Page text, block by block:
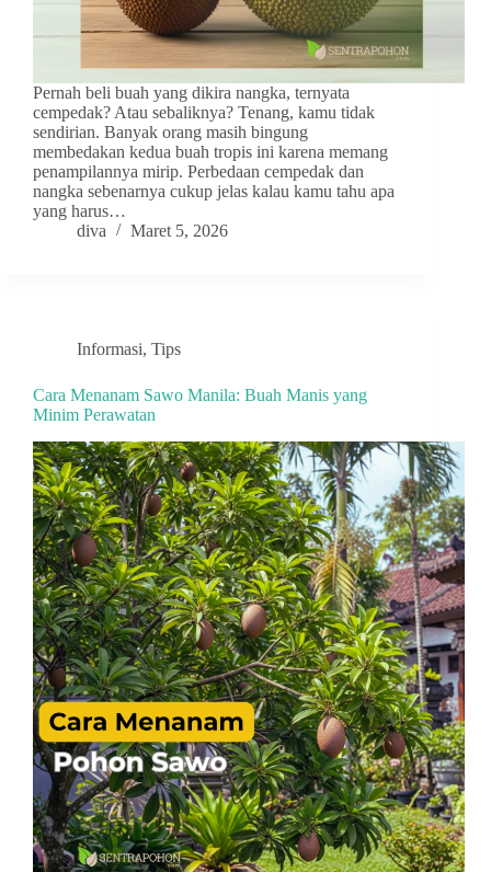
Pernah beli buah yang dikira nangka, ternyata
cempedak? Atau sebaliknya? Tenang, kamu tidak
sendirian. Banyak orang masih bingung
membedakan kedua buah tropis ini karena memang
penampilannya mirip. Perbedaan cempedak dan
nangka sebenarnya cukup jelas kalau kamu tahu apa
yang harus…
diva
Maret 5, 2026
Informasi, Tips
Cara Menanam Sawo Manila: Buah Manis yang
Minim Perawatan